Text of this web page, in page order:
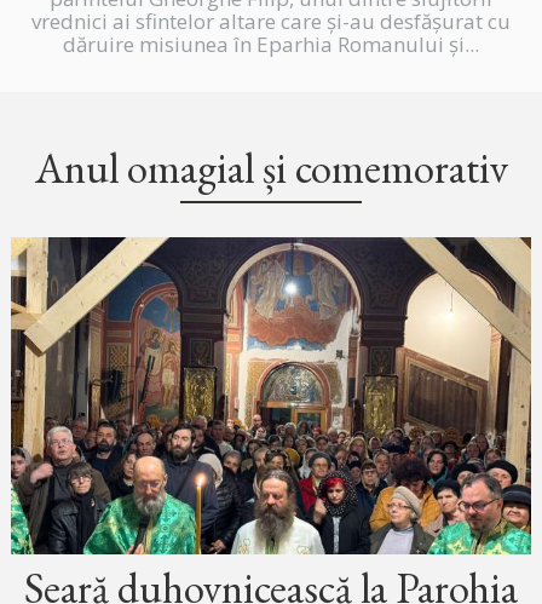
vrednici ai sfintelor altare care și-au desfășurat cu
dăruire misiunea în Eparhia Romanului și...
Anul omagial și comemorativ
Seară duhovnicească la Parohia